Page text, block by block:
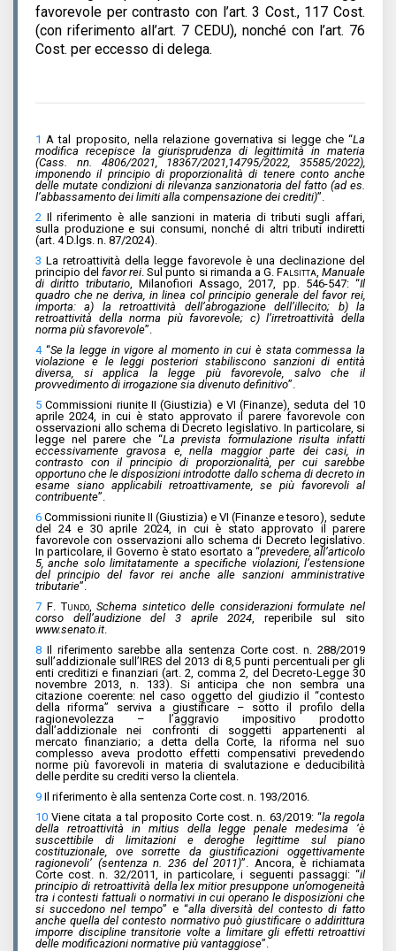
favorevole per contrasto con l’art. 3 Cost., 117 Cost.
(con riferimento all’art. 7 CEDU), nonché con l’art. 76
Cost. per eccesso di delega.
1 A tal proposito, nella relazione governativa si legge che “La
modifica recepisce la giurisprudenza di legittimità in materia
(Cass. nn. 4806/2021, 18367/2021,14795/2022, 35585/2022),
imponendo il principio di proporzionalità di tenere conto anche
delle mutate condizioni di rilevanza sanzionatoria del fatto (ad es.
l’abbassamento dei limiti alla compensazione dei crediti)”.
2 Il riferimento è alle sanzioni in materia di tributi sugli affari,
sulla produzione e sui consumi, nonché di altri tributi indiretti
(art. 4 D.lgs. n. 87/2024).
3 La retroattività della legge favorevole è una declinazione del
principio delfavor rei . Sul punto si rimanda a G. Falsitta ,Manuale
di diritto tributario, Milanofiori Assago, 2017, pp. 546-547: “Il
quadro che ne deriva, in linea col principio generale del favor rei,
importa: a) la retroattività dell’abrogazione dell’illecito; b) la
retroattività della norma più favorevole; c) l’irretroattività della
norma più sfavorevole”.
4“Se la legge in vigore al momento in cui è stata commessa la
violazione e le leggi posteriori stabiliscono sanzioni di entità
diversa, si applica la legge più favorevole, salvo che il
provvedimento di irrogazione sia divenuto definitivo”.
5 Commissioni riunite II (Giustizia) e VI (Finanze), seduta del 10
aprile 2024, in cui è stato approvato il parere favorevole con
osservazioni allo schema di Decreto legislativo. In particolare, si
legge nel parere che “La prevista formulazione risulta infatti
eccessivamente gravosa e, nella maggior parte dei casi, in
contrasto con il principio di proporzionalità, per cui sarebbe
opportuno che le disposizioni introdotte dallo schema di decreto in
esame siano applicabili retroattivamente, se più favorevoli al
contribuente”.
6 Commissioni riunite II (Giustizia) e VI (Finanze e tesoro), sedute
del 24 e 30 aprile 2024, in cui è stato approvato il parere
favorevole con osservazioni allo schema di Decreto legislativo.
In particolare, il Governo è stato esortato a “prevedere, all’articolo
5, anche solo limitatamente a specifiche violazioni, l’estensione
del principio del favor rei anche alle sanzioni amministrative
tributarie”.
7 F. Tundo,Schema sintetico delle considerazioni formulate nel
corso dell’audizione del 3 aprile 2024 , reperibile sul sito
www.senato.it.
8 Il riferimento sarebbe alla sentenza Corte cost. n. 288/2019
sull’addizionale sull’IRES del 2013 di 8,5 punti percentuali per gli
enti creditizi e finanziari (art. 2, comma 2, del Decreto-Legge 30
novembre 2013, n. 133). Si anticipa che non sembra una
citazione coerente: nel caso oggetto del giudizio il “contesto
della riforma” serviva a giustificare – sotto il profilo della
ragionevolezza – l’aggravio impositivo prodotto
dall’addizionale nei confronti di soggetti appartenenti al
mercato finanziario; a detta della Corte, la riforma nel suo
complesso aveva prodotto effetti compensativi prevedendo
norme più favorevoli in materia di svalutazione e deducibilità
delle perdite su crediti verso la clientela.
9 Il riferimento è alla sentenza Corte cost. n. 193/2016.
10 Viene citata a tal proposito Corte cost. n. 63/2019: “la regola
della retroattività in mitius della legge penale medesima ‘è
suscettibile di limitazioni e deroghe legittime sul piano
costituzionale, ove sorrette da giustificazioni oggettivamente
ragionevoli’ (sentenza n. 236 del 2011)”. Ancora, è richiamata
Corte cost. n. 32/2011, in particolare, i seguenti passaggi: “il
principio di retroattività della lex mitior presuppone un’omogeneità
tra i contesti fattuali o normativi in cui operano le disposizioni che
si succedono nel tempo” e “alla diversità del contesto di fatto
anche quella del contesto normativo può giustificare o addirittura
imporre discipline transitorie volte a limitare gli effetti retroattivi
delle modificazioni normative più vantaggiose”.